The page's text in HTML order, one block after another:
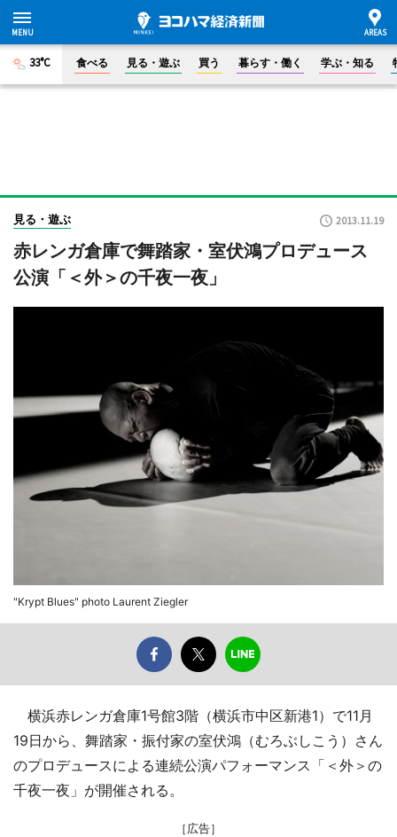
33°C 食べる 見る・遊ぶ 買う 暮らす・働く 学ぶ・知る
見る・遊ぶ 2013.11.19
赤レンガ倉庫で舞踏家・室伏鴻プロデュース
公演「＜外＞の千夜一夜」
"Krypt Blues" photo Laurent Ziegler
横浜赤レンガ倉庫1号館3階（横浜市中区新港1）で11月
19日から、舞踏家・振付家の室伏鴻（むろぶしこう）さん
のプロデュースによる連続公演パフォーマンス「＜外＞の
千夜一夜」が開催される。
［広告］